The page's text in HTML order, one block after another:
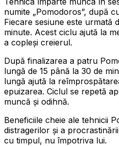
numite „Pomodoros”, după
Fiecare sesiune este urmată
minute. Acest ciclu ajută la
a copleși creierul.
După finalizarea a patru
lungă de 15 până la 30 de
lungă ajută la
epuizarea. Ciclul se repetă
muncă și odihnă.
Beneficiile cheie ale tehnicii
distragerilor și a
cu timpul, nu împotriva lui.